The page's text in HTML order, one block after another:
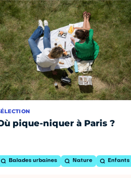
pique-niquer à Paris ?
Balades urbaines Nature Enfants